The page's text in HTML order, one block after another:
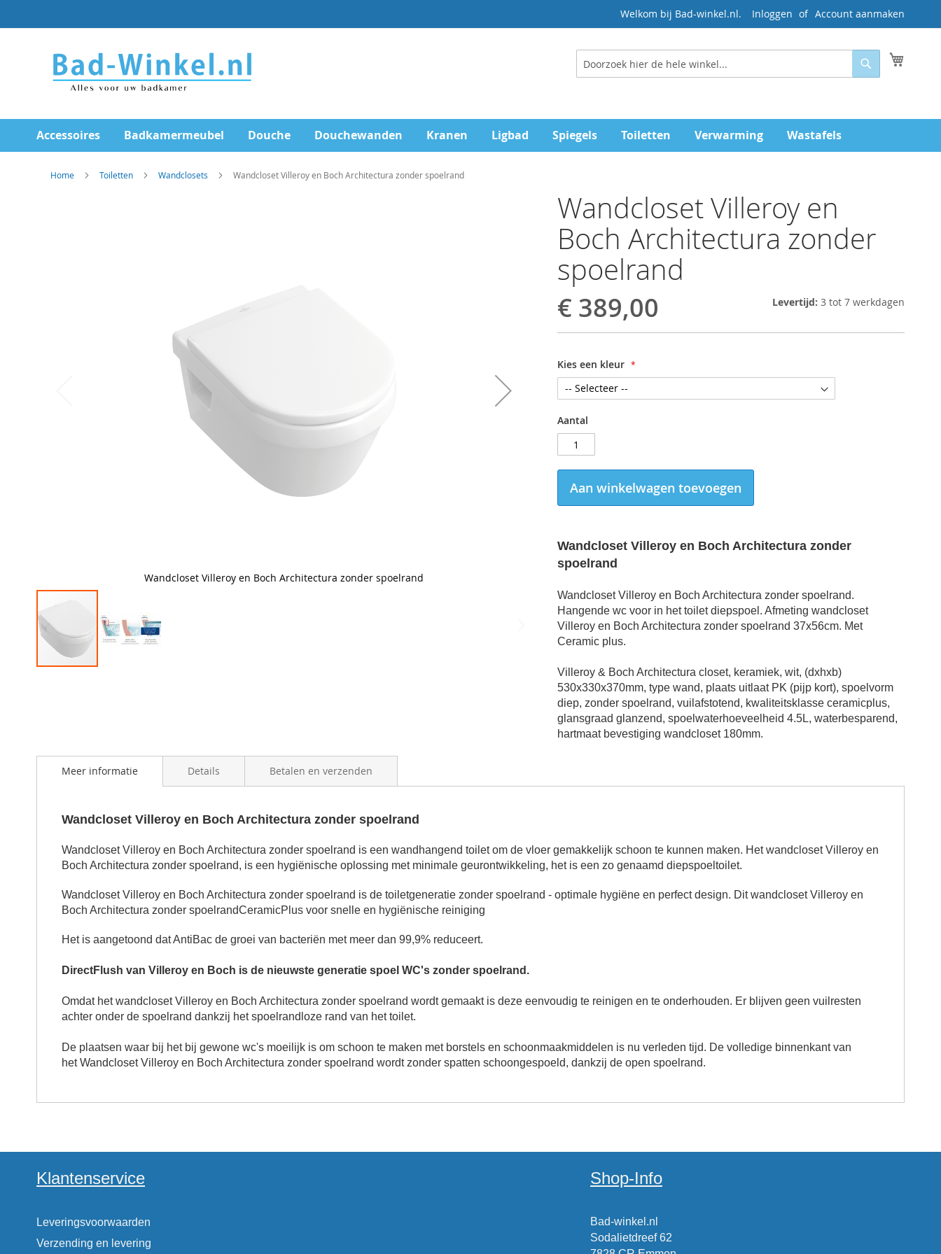
direct
naar
inhoud
Welkom bij Bad-winkel.nl. Inloggen Account aanmaken
Zoeken
Zoeken
Accessoires Badkamermeubel Douche Douchewanden Kranen Ligbad Spiegels Toiletten Verwarming Wastafels
Home Toiletten Wandclosets Wandcloset Villeroy en Boch Architectura zonder spoelrand
Wandcloset Villeroy en
Boch Architectura zonder
spoelrand
€ 389,00 Levertijd: 3 tot 7 werkdagen
Kies een kleur
Aantal
Aan winkelwagen toevoegen
Wandcloset Villeroy en Boch Architectura zonder
spoelrand
Wandcloset Villeroy en Boch Architectura zonder spoelrand.
Hangende wc voor in het toilet diepspoel. Afmeting wandcloset
Villeroy en Boch Architectura zonder spoelrand 37x56cm. Met
Ceramic plus.
Villeroy & Boch Architectura closet, keramiek, wit, (dxhxb)
530x330x370mm, type wand, plaats uitlaat PK (pijp kort), spoelvorm
diep, zonder spoelrand, vuilafstotend, kwaliteitsklasse ceramicplus,
glansgraad glanzend, spoelwaterhoeveelheid 4.5L, waterbesparend,
hartmaat bevestiging wandcloset 180mm.
Wandcloset Villeroy en Boch Architectura zonder spoelrand
images
galleryMeer informatie
Wandcloset Villeroy en Boch Architectura zonder spoelrand
Wandcloset Villeroy en Boch Architectura zonder spoelrand is een wandhangend toilet om de vloer gemakkelijk schoon te kunnen maken. Hetwandcloset Villeroy en
Boch Architectura zonder spoelrand, is een hygiënische oplossing met minimale geurontwikkeling, het is een zo genaamd diepspoeltoilet.
Wandcloset Villeroy en Boch Architectura zonder spoelrand is de toiletgeneratie zonder spoelrand - optimale hygiëne en perfect design. Ditwandcloset Villeroy en
Boch Architectura zonder spoelrandCeramicPlus voor snelle en hygiënische reiniging
Het is aangetoond dat AntiBac de groei van bacteriën met meer dan 99,9% reduceert.
DirectFlush van Villeroy en Boch is de nieuwste generatie spoel WC's zonder spoelrand.
Omdat hetwandcloset Villeroy en Boch Architectura zonder spoelrand wordt gemaakt is deze eenvoudig te reinigen en te onderhouden. Er blijven geen vuilresten
achter onder de spoelrand dankzij het spoelrandloze rand van het toilet.
De plaatsen waar bij het bij gewone wc's moeilijk is om schoon te maken met borstels en schoonmaakmiddelen is nu verleden tijd. De volledige binnenkant van
hetWandcloset Villeroy en Boch Architectura zonder spoelrand wordt zonder spatten schoongespoeld, dankzij de open spoelrand.
Details Betalen en verzenden
Klantenservice
Leveringsvoorwaarden
Verzending en levering
Shop-Info
Bad-winkel.nl
Sodalietdreef 62